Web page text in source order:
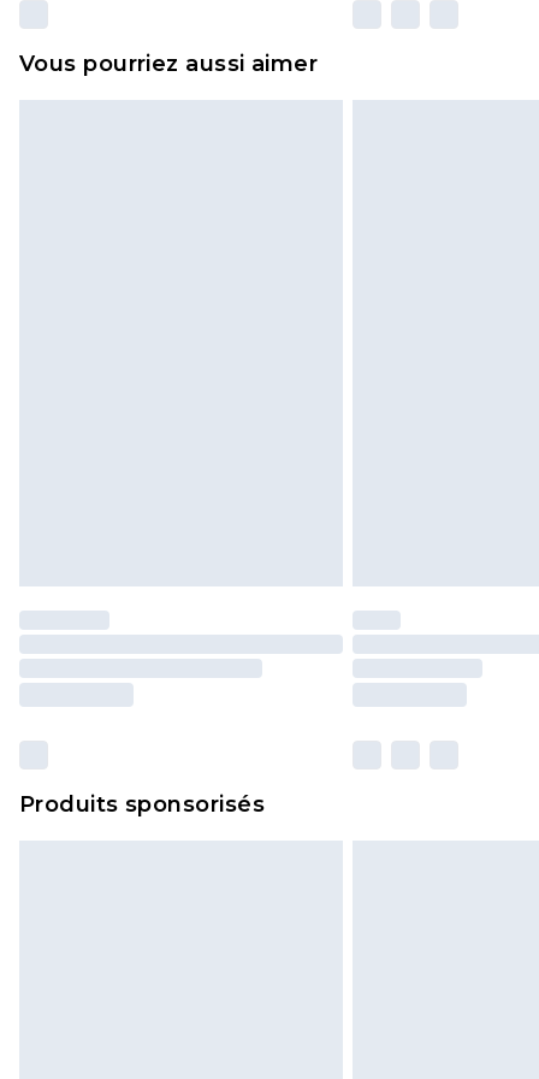
Vous pourriez aussi aimer
Produits sponsorisés